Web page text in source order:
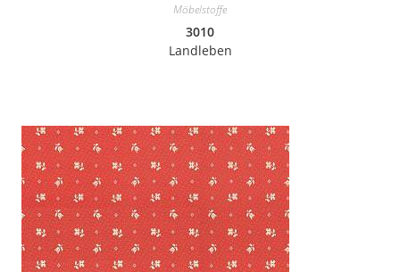
Möbelstoffe
3010
Landleben